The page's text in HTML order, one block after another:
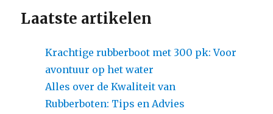
Laatste artikelen
Krachtige rubberboot met 300 pk: Voor
avontuur op het water
Alles over de Kwaliteit van
Rubberboten: Tips en Advies